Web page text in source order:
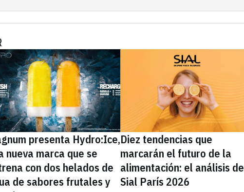
presenta Hydro:Ice,
nueva marca que se
con dos helados de
de sabores frutales y
Diez tendencias que
marcarán el futuro de la
alimentación: el análisis de
Sial París 2026